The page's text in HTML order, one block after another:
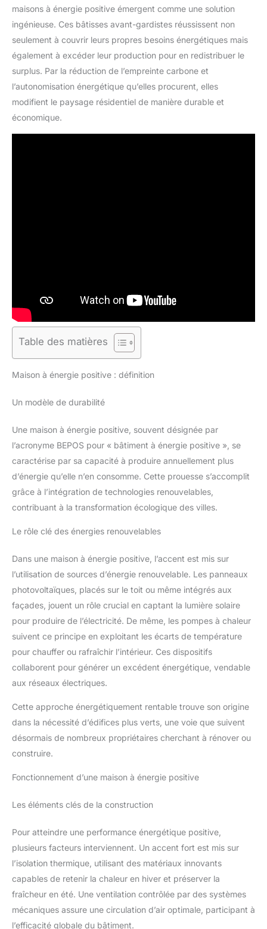
maisons à énergie positive émergent comme une solution
ingénieuse. Ces bâtisses avant-gardistes réussissent non
seulement à couvrir leurs propres besoins énergétiques mais
également à excéder leur production pour en redistribuer le
surplus. Par la réduction de l’empreinte carbone et
l’autonomisation énergétique qu’elles procurent, elles
modifient le paysage résidentiel de manière durable et
économique.
Table des matières
Maison à énergie positive : définition
Un modèle de durabilité
Une maison à énergie positive, souvent désignée par
l’acronyme BEPOS pour « bâtiment à énergie positive », se
caractérise par sa capacité à produire annuellement plus
d’énergie qu’elle n’en consomme. Cette prouesse s’accomplit
grâce à l’intégration de technologies renouvelables,
contribuant à la transformation écologique des villes.
Le rôle clé des énergies renouvelables
Dans une maison à énergie positive, l’accent est mis sur
l’utilisation de sources d’énergie renouvelable. Les panneaux
photovoltaïques, placés sur le toit ou même intégrés aux
façades, jouent un rôle crucial en captant la lumière solaire
pour produire de l’électricité. De même, les pompes à chaleur
suivent ce principe en exploitant les écarts de température
pour chauffer ou rafraîchir l’intérieur. Ces dispositifs
collaborent pour générer un excédent énergétique, vendable
aux réseaux électriques.
Cette approche énergétiquement rentable trouve son origine
dans la nécessité d’édifices plus verts, une voie que suivent
désormais de nombreux propriétaires cherchant à rénover ou
construire.
Fonctionnement d’une maison à énergie positive
Les éléments clés de la construction
Pour atteindre une performance énergétique positive,
plusieurs facteurs interviennent. Un accent fort est mis sur
l’isolation thermique, utilisant des matériaux innovants
capables de retenir la chaleur en hiver et préserver la
fraîcheur en été. Une ventilation contrôlée par des systèmes
mécaniques assure une circulation d’air optimale, participant à
l’efficacité globale du bâtiment.